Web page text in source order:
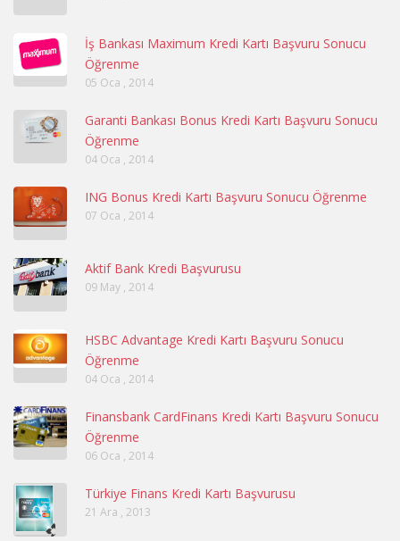
İş Bankası Maximum Kredi Kartı Başvuru Sonucu
Öğrenme
05 Oca , 2014
Garanti Bankası Bonus Kredi Kartı Başvuru Sonucu
Öğrenme
04 Oca , 2014
ING Bonus Kredi Kartı Başvuru Sonucu Öğrenme
07 Oca , 2014
Aktif Bank Kredi Başvurusu
09 May , 2014
HSBC Advantage Kredi Kartı Başvuru Sonucu
Öğrenme
04 Oca , 2014
Finansbank CardFinans Kredi Kartı Başvuru Sonucu
Öğrenme
06 Oca , 2014
Türkiye Finans Kredi Kartı Başvurusu
21 Ara , 2013